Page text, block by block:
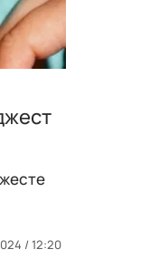
/ 12:20